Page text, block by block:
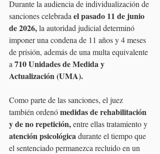
Durante la audiencia de individualización de
sanciones celebrada el pasado 11 de junio
de 2026, la autoridad judicial determinó
imponer una condena de 11 años y 4 meses
de prisión, además de una multa equivalente
a 710 Unidades de Medida y
Actualización (UMA).
Como parte de las sanciones, el juez
también ordenó medidas de rehabilitación
y de no repetición, entre ellas tratamiento y
atención psicológica durante el tiempo que
el sentenciado permanezca recluido en un